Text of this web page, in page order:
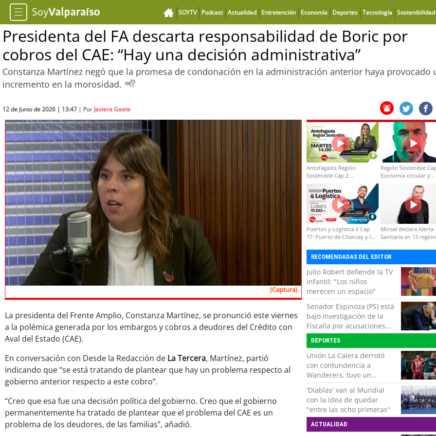
SOYTV Podcast Actualidad Entretención Economía Deportes Tecnología Sostenibilidad
Presidenta del FA descarta responsabilidad de Boric por
cobros del CAE: “Hay una decisión administrativa”
Constanza Martínez negó que la promesa de condonación en la administración anterior haya provocado
incremento en la morosidad.
12 de Junio de 2026 | 13:47 | Por Javiera Gaete
(Captura)
La presidenta del Frente Amplio, Constanza Martínez, se pronunció este viernes
a la polémica generada por los embargos y cobros a deudores del Crédito con
Aval del Estado (CAE).
En conversación con Desde la Redacción de La Tercera, Martínez, partió
indicando que “se está tratando de plantear que hay un problema respecto al
gobierno anterior respecto a este cobro”.
“Creo que esa fue una decisión política del gobierno. Creo que el gobierno
permanentemente ha tratado de plantear que el problema del CAE es un
problema de los deudores, de las familias”, añadió.
Antofagasta Región
Sostenible Cap.2:
Educación ambiental y
formación de capacidades
técnicas
Región Sostenible
Economía circular y
Puertos y Logística II Cap
77: Puerto de Chancay y la
Minsal declara Alerta
Sanitaria en 13
RECOMENDADAS DEL EDITOR
Julio Robert defiende la TV
infantil: "Los niños
merecen un espacio"
Senador Espinoza (PS) está
bajo investigación de la
Fiscalía por acusaciones
cruzadas de agresión con
su pareja
DEPORTES
Unión La Calera derrotó
con contundencia a
Wanderers, tuvo un
respiro y clasificó en Copa
Chile
'Diablas' van al Mundial
con la idea de quedar
"entre las ocho primeras"
ACTUALIDAD